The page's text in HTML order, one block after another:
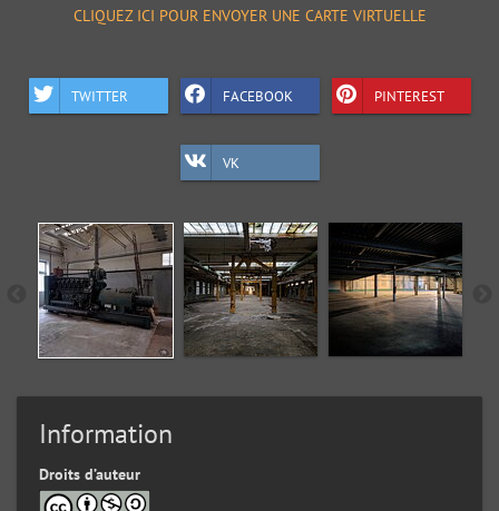
CLIQUEZ ICI POUR ENVOYER UNE CARTE VIRTUELLE
TWITTER FACEBOOK PINTEREST
VK
Information
Droits d’auteur